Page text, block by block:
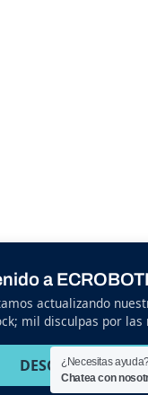
¿Necesitas
Chatea con
a
actualizando
mil disculpas por las
DESCUBRE